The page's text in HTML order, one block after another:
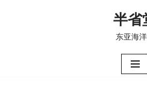
半省
东亚海